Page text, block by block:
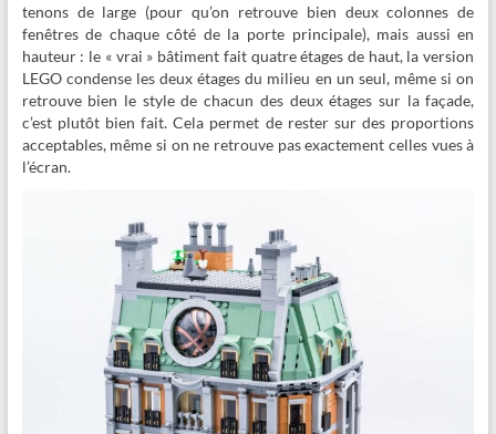
tenons de large (pour qu’on retrouve bien deux colonnes de
fenêtres de chaque côté de la porte principale), mais aussi en
hauteur : le « vrai » bâtiment fait quatre étages de haut, la version
LEGO condense les deux étages du milieu en un seul, même si on
retrouve bien le style de chacun des deux étages sur la façade,
c’est plutôt bien fait. Cela permet de rester sur des proportions
acceptables, même si on ne retrouve pas exactement celles vues à
l’écran.